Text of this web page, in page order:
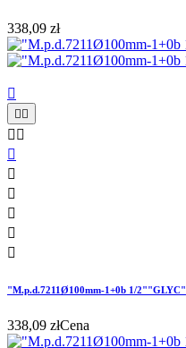
338,09 zł

 
 






"M.p.d.7211Ø100mm-1+0b 1/2""GLYC"
338,09 złCena